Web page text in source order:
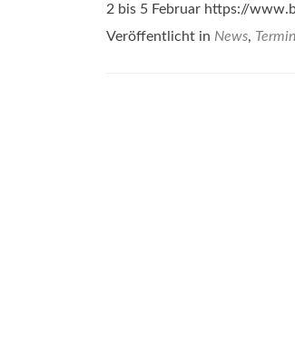
2 bis 5 Februar https://
Veröffentlicht in News,